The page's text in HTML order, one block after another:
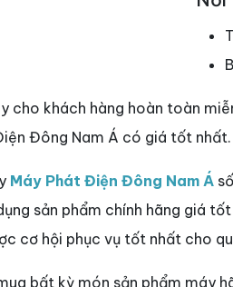
cho khách hàng hoàn toàn
Đông Nam Á có giá tốt nhất.
Máy Phát Điện Đông Nam Á
sản phẩm chính hãng giá
cơ hội phục vụ tốt nhất cho
bất kỳ món sản phẩm máy